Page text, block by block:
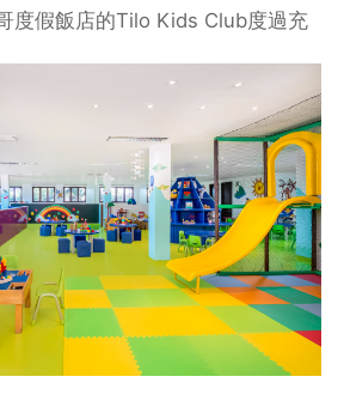
度假飯店的Tilo Kids Club度過充